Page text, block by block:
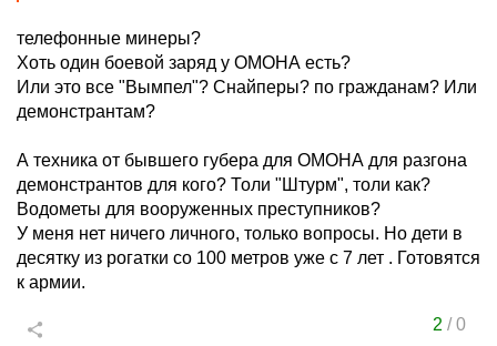
телефонные минеры?
Хоть один боевой заряд у ОМОНА есть?
Или это все "Вымпел"? Снайперы? по гражданам? Или
демонстрантам?
А техника от бывшего губера для ОМОНА для разгона
демонстрантов для кого? Толи "Штурм", толи как?
Водометы для вооруженных преступников?
У меня нет ничего личного, только вопросы. Но дети в
десятку из рогатки со 100 метров уже с 7 лет . Готовятся
к армии.
2 /0